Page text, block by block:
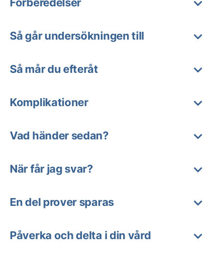
Så går undersökningen till
Så mår du efteråt
Komplikationer
Vad händer sedan?
När får jag svar?
En del prover sparas
Påverka och delta i din vård